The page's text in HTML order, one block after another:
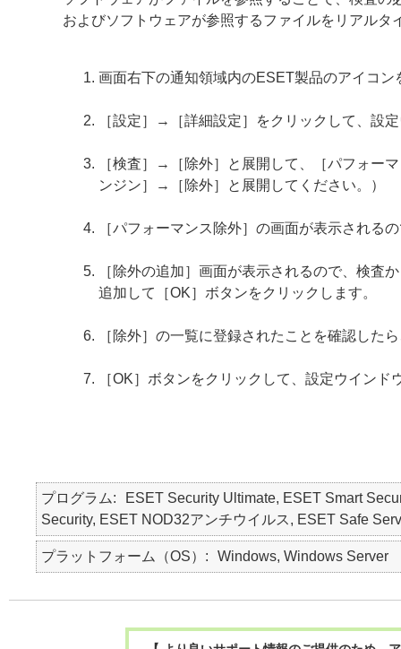
およびソフトウェアが参照するファイルをリアル
画面右下の通知領域内のESET製品のアイコ
［設定］→［詳細設定］をクリックして、設
［検査］→［除外］と展開して、［パフォー
ンジン］→［除外］と展開してください。）
［パフォーマンス除外］の画面が表示される
［除外の追加］画面が表示されるので、検査
追加して［OK］ボタンをクリックします。
［除外］の一覧に登録されたことを確認した
［OK］ボタンをクリックして、設定ウインド
プログラム
ESET Security Ultimate, ESET Smart
Security, ESET NOD32アンチウイルス, ESET Safe
プラットフォーム（OS） Windows, Windows Server